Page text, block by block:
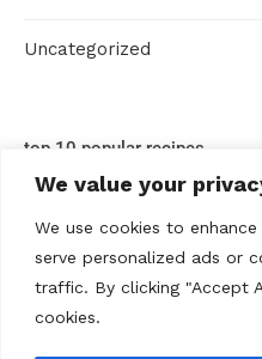
We value your
We use cookies to
serve personalized ads or
traffic. By clicking "Accept
cookies.
Uncategorized
top 10 popular recipes